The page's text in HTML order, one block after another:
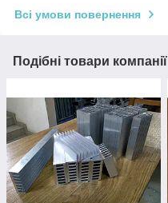
Всі умови повернення
Подібні товари компанії